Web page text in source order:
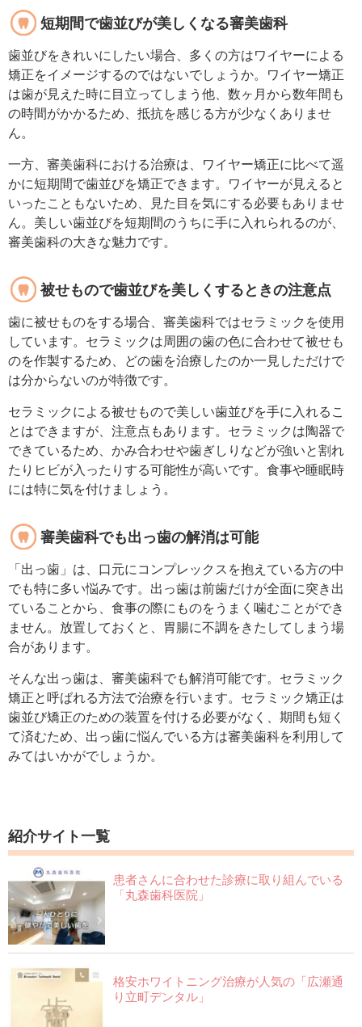
短期間で歯並びが美しくなる審美歯科
歯並びをきれいにしたい場合、多くの方はワイヤーによる
矯正をイメージするのではないでしょうか。ワイヤー矯正
は歯が見えた時に目立ってしまう他、数ヶ月から数年間も
の時間がかかるため、抵抗を感じる方が少なくありませ
ん。
一方、審美歯科における治療は、ワイヤー矯正に比べて遥
かに短期間で歯並びを矯正できます。ワイヤーが見えると
いったこともないため、見た目を気にする必要もありませ
ん。美しい歯並びを短期間のうちに手に入れられるのが、
審美歯科の大きな魅力です。
被せもので歯並びを美しくするときの注意点
歯に被せものをする場合、審美歯科ではセラミックを使用
しています。セラミックは周囲の歯の色に合わせて被せも
のを作製するため、どの歯を治療したのか一見しただけで
は分からないのが特徴です。
セラミックによる被せもので美しい歯並びを手に入れるこ
とはできますが、注意点もあります。セラミックは陶器で
できているため、かみ合わせや歯ぎしりなどが強いと割れ
たりヒビが入ったりする可能性が高いです。食事や睡眠時
には特に気を付けましょう。
審美歯科でも出っ歯の解消は可能
「出っ歯」は、口元にコンプレックスを抱えている方の中
でも特に多い悩みです。出っ歯は前歯だけが全面に突き出
ていることから、食事の際にものをうまく噛むことができ
ません。放置しておくと、胃腸に不調をきたしてしまう場
合があります。
そんな出っ歯は、審美歯科でも解消可能です。セラミック
矯正と呼ばれる方法で治療を行います。セラミック矯正は
歯並び矯正のための装置を付ける必要がなく、期間も短く
て済むため、出っ歯に悩んでいる方は審美歯科を利用して
みてはいかがでしょうか。
紹介サイト一覧
患者さんに合わせた診療に取り組んでいる
「丸森歯科医院」
格安ホワイトニング治療が人気の「広瀬通
り立町デンタル」